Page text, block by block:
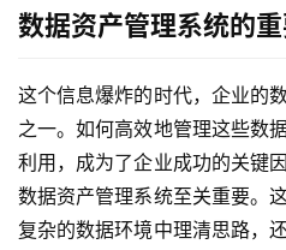
数据资产管理系统的
这个信息爆炸的时代，企业的
之一。如何高效地管理这些数
利用，成为了企业成功的关键
数据资产管理系统至关重要。
复杂的数据环境中理清思路，